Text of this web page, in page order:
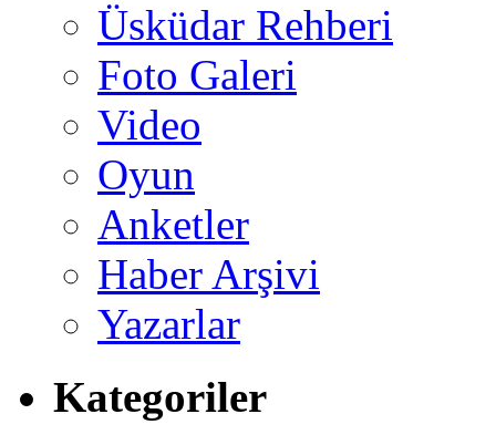
Üsküdar Rehberi
Foto Galeri
Video
Oyun
Anketler
Haber Arşivi
Yazarlar
Kategoriler